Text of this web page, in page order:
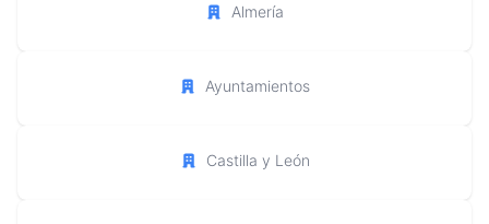
Almería
Ayuntamientos
Castilla y León